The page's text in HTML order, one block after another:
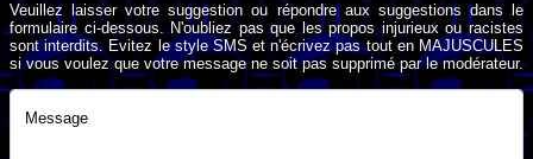
Veuillez laisser votre suggestion ou répondre aux suggestions dans le
formulaire ci-dessous. N'oubliez pas que les propos injurieux ou racistes
sont interdits. Evitez le style SMS et n'écrivez pas tout en MAJUSCULES
si vous voulez que votre message ne soit pas supprimé par le modérateur.
Message